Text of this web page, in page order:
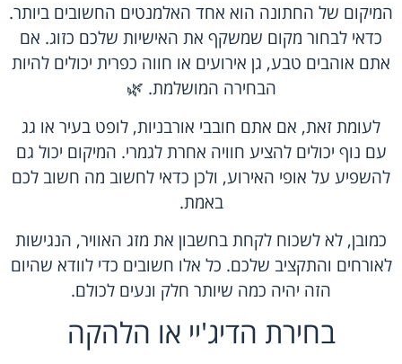
המיקום של החתונה הוא אחד האלמנטים החשובים ביותר.
כדאי לבחור מקום שמשקף את האישיות שלכם כזוג. אם
אתם אוהבים טבע, גן אירועים או חווה כפרית יכולים להיות
הבחירה המושלמת. 🌿
לעומת זאת, אם אתם חובבי אורבניות, לופט בעיר או גג
עם נוף יכולים להציע חוויה אחרת לגמרי. המיקום יכול גם
להשפיע על אופי האירוע, ולכן כדאי לחשוב מה חשוב לכם
באמת.
כמובן, לא לשכוח לקחת בחשבון את מזג האוויר, הנגישות
לאורחים והתקציב שלכם. כל אלו חשובים כדי לוודא שהיום
הזה יהיה כמה שיותר חלק ונעים לכולם.
בחירת הדיג'יי או הלהקה